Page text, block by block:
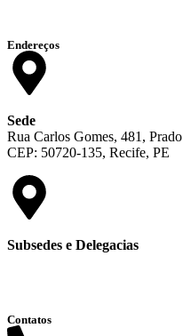
Endereços
Sede
Rua Carlos Gomes, 481, Prado
CEP: 50720-135, Recife, PE
Subsedes e Delegacias
Contatos